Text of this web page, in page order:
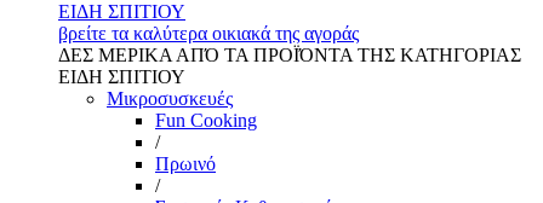
ΕΙΔΗ ΣΠΙΤΙΟΥ
βρείτε τα καλύτερα οικιακά της αγοράς
ΔΕΣ ΜΕΡΙΚΑ ΑΠΌ ΤΑ ΠΡΟΪΌΝΤΑ ΤΗΣ ΚΑΤΗΓΟΡΙΑΣ
ΕΙΔΗ ΣΠΙΤΙΟΥ
Μικροσυσκευές
Fun Cooking
/
Πρωινό
/